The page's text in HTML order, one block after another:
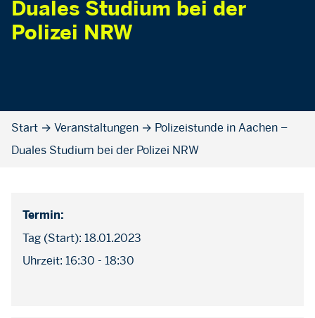
Duales Studium bei der
Polizei NRW
Start → Veranstaltungen → Polizeistunde in Aachen –
Duales Studium bei der Polizei NRW
Termin:
Tag (Start): 18.01.2023
Uhrzeit: 16:30 - 18:30